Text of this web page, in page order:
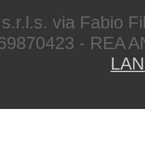
via Fabio
- REA